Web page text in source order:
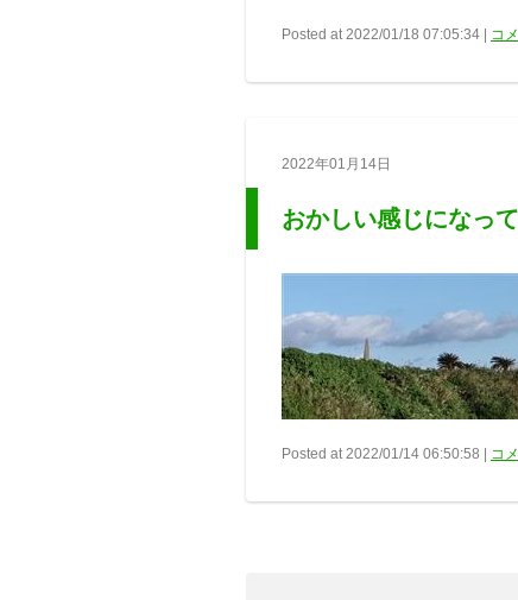
Posted at 2022/01/18 07:05:34 | コ
2022年01月14日
おかしい感じになって
Posted at 2022/01/14 06:50:58 | コ